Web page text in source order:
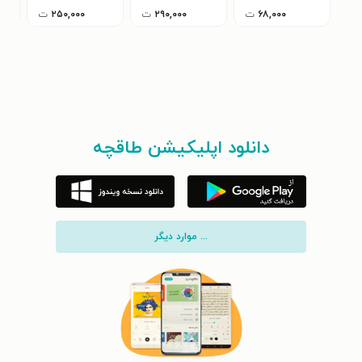
۶۸,۰۰۰ ت ۲۹۰,۰۰۰ ت ۲۵۰,۰۰۰ ت
دانلود اپلیکیشن طاقچه
... موارد دیگر